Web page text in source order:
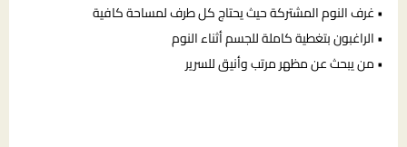
• غرف النوم المشتركة حيث يحتاج كل طرف لمساحة كافية
• الراغبون بتغطية كاملة للجسم أثناء النوم
• من يبحث عن مظهر مرتب وأنيق للسرير